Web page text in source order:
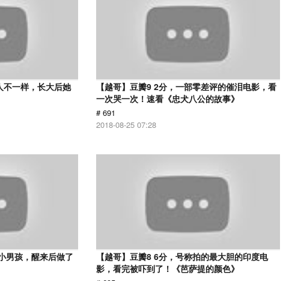
不一样，长大后她
【越哥】豆瓣9 2分，一部零差评的催泪电影，看
一次哭一次！速看《忠犬八公的故事》
# 691
2018-08-25 07:28
男孩，醒来后做了
【越哥】豆瓣8 6分，号称拍的最大胆的印度电
影，看完被吓到了！《芭萨提的颜色》